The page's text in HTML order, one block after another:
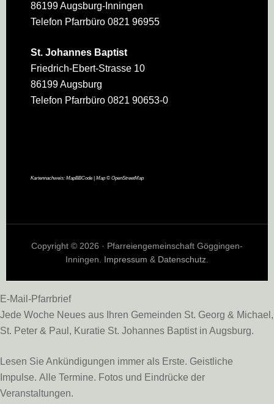
86199 Augsburg-Inningen
Telefon Pfarrbüro 0821 96955
St. Johannes Baptist
Friedrich-Ebert-Strasse 10
86199 Augsburg
Telefon Pfarrbüro 0821 90653-0
Kartennachweis: MapBBCode| Map © OpenStreetMap
Copyright © 2026 · Pfarreiengemeinschaft Göggingen-
Inningen. Impressum & Datenschutz.
E-Mail-Pfarrbrief
Jede Woche Neues aus Ihren Gemeinden St. Georg & Michael,
St. Peter & Paul, Kuratie St. Johannes Baptist in Augsburg.
Lesen Sie Ankündigungen immer als Erste. Geistliche
Impulse. Alle Termine. Fotos und Eindrücke der
Veranstaltungen.